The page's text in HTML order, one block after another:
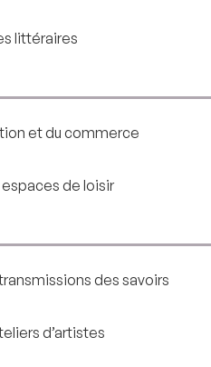
littéraires
et du commerce
de loisir
des savoirs
d’artistes